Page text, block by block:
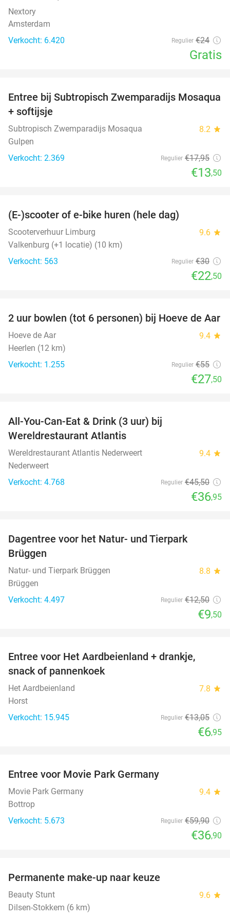
Nextory
Amsterdam
Verkocht: 6.420
Regulier €24
Gratis
25%
Entree bij Subtropisch Zwemparadijs Mosaqua
+ softijsje
Subtropisch Zwemparadijs Mosaqua 8.2 star
Gulpen
Verkocht: 2.369
Regulier €17,95
€13,50
(E-)scooter of e-bike huren (hele dag)
Scooterverhuur Limburg 9.6 star
Valkenburg (+1 locatie) (10 km)
Verkocht: 563
Regulier €30
€22,50
50%
2 uur bowlen (tot 6 personen) bij Hoeve de Aar
Hoeve de Aar 9.4 star
Heerlen (12 km)
Verkocht: 1.255
Regulier €55
€27,50
All-You-Can-Eat & Drink (3 uur) bij
Wereldrestaurant Atlantis
Wereldrestaurant Atlantis Nederweert 9.4 star
Nederweert
Verkocht: 4.768
Regulier €45,50
€36,95
Dagentree voor het Natur- und Tierpark
Brüggen
Natur- und Tierpark Brüggen 8.8 star
Brüggen
Verkocht: 4.497
Regulier €12,50
€9,50
Entree voor Het Aardbeienland + drankje,
snack of pannenkoek
Het Aardbeienland 7.8 star
Horst
Verkocht: 15.945
Regulier €13,05
€6,95
Entree voor Movie Park Germany
Movie Park Germany 9.4 star
Bottrop
Verkocht: 5.673
Regulier €59,90
€36,90
Permanente make-up naar keuze
Beauty Stunt 9.6 star
Dilsen-Stokkem (6 km)